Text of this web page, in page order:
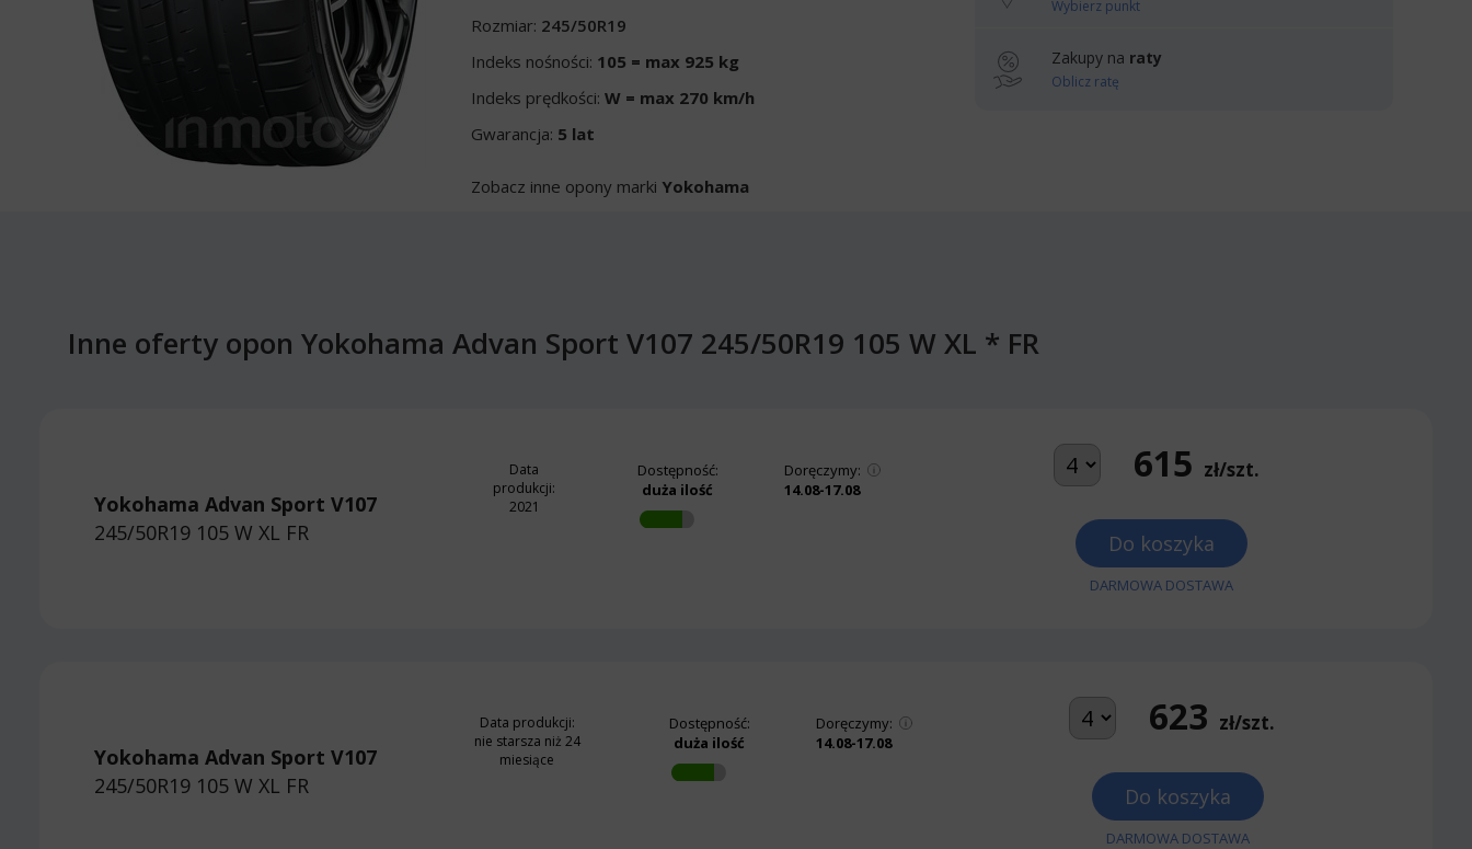
Rozmiar: 245/50R19
Indeks nośności: 105 = max 925 kg
Indeks prędkości:W = max 270 km/h
Gwarancja: 5 lat
Zobacz inne opony marki Yokohama
Wybierz punkt
Zakupy na raty
Oblicz ratę
Inne oferty opon Yokohama Advan Sport V107 245/50R19 105 W XL * FR
Yokohama Advan Sport V107
245/50R19 105 WXL FR
Data
produkcji:
2021
Dostępność:
duża ilość
Doręczymy:
14.08-17.08
615 zł/szt.
Do koszyka
DARMOWA DOSTAWA
Yokohama Advan Sport V107
245/50R19 105 WXL FR
Data produkcji:
nie starsza niż 24
miesiące
Dostępność:
duża ilość
Doręczymy:
14.08-17.08
623 zł/szt.
Do koszyka
DARMOWA DOSTAWA